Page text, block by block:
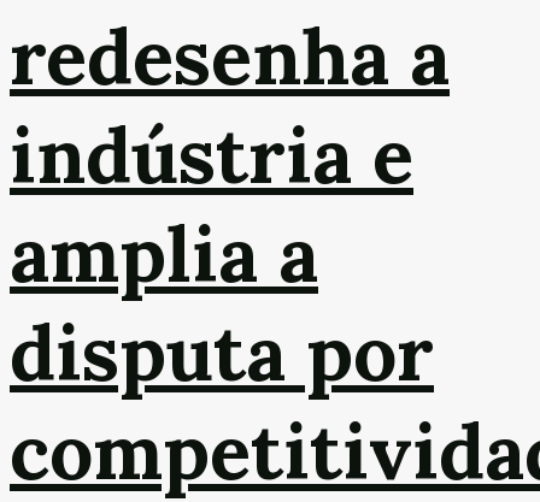
redesenha a
indústria e
amplia a
disputa por